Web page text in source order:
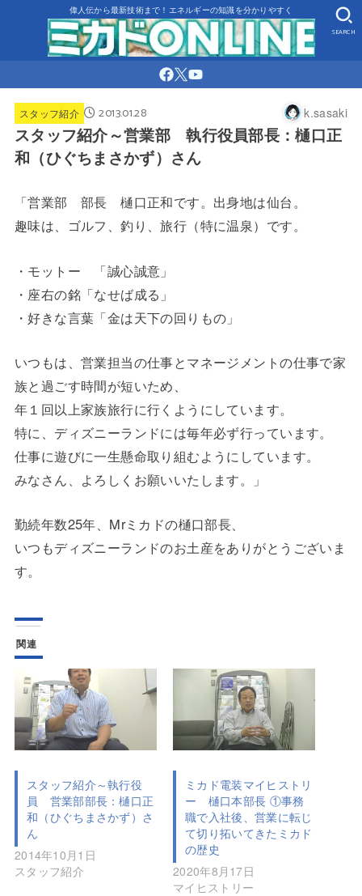
偉人伝から最新技術まで！エネルギーの知識を分かりやすく
SEARCH
スタッフ紹介 2013.01.28 k.sasaki
スタッフ紹介～営業部 執行役員部長：樋口正
和（ひぐちまさかず）さん
「営業部 部長 樋口正和です。出身地は仙台。
趣味は、ゴルフ、釣り、旅行（特に温泉）です。
・モットー 「誠心誠意」
・座右の銘「なせば成る」
・好きな言葉「金は天下の回りもの」
いつもは、営業担当の仕事とマネージメントの仕事で家
族と過ごす時間が短いため、
年１回以上家族旅行に行くようにしています。
特に、ディズニーランドには毎年必ず行っています。
仕事に遊びに一生懸命取り組むようにしています。
みなさん、よろしくお願いいたします。」
勤続年数25年、Mrミカドの樋口部長、
いつもディズニーランドのお土産をありがとうございま
す。
関連
スタッフ紹介～執行役
員 営業部部長：樋口正
和（ひぐちまさかず）さ
ん
2014年10月1日
スタッフ紹介
ミカド電装マイヒストリ
ー 樋口本部長 ①事務
職で入社後、営業に転じ
て切り拓いてきたミカド
の歴史
2020年8月17日
マイヒストリー